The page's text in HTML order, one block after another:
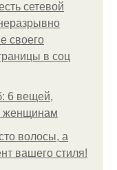
сетевой
своего
в соц
6 вещей,
женщинам
волосы, а
вашего стиля!